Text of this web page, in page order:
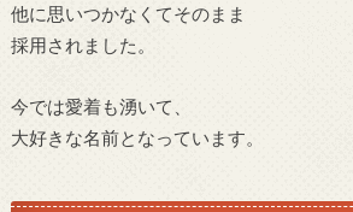
他に思いつかなくてそのまま
採用されました。
今では愛着も湧いて、
大好きな名前となっています。